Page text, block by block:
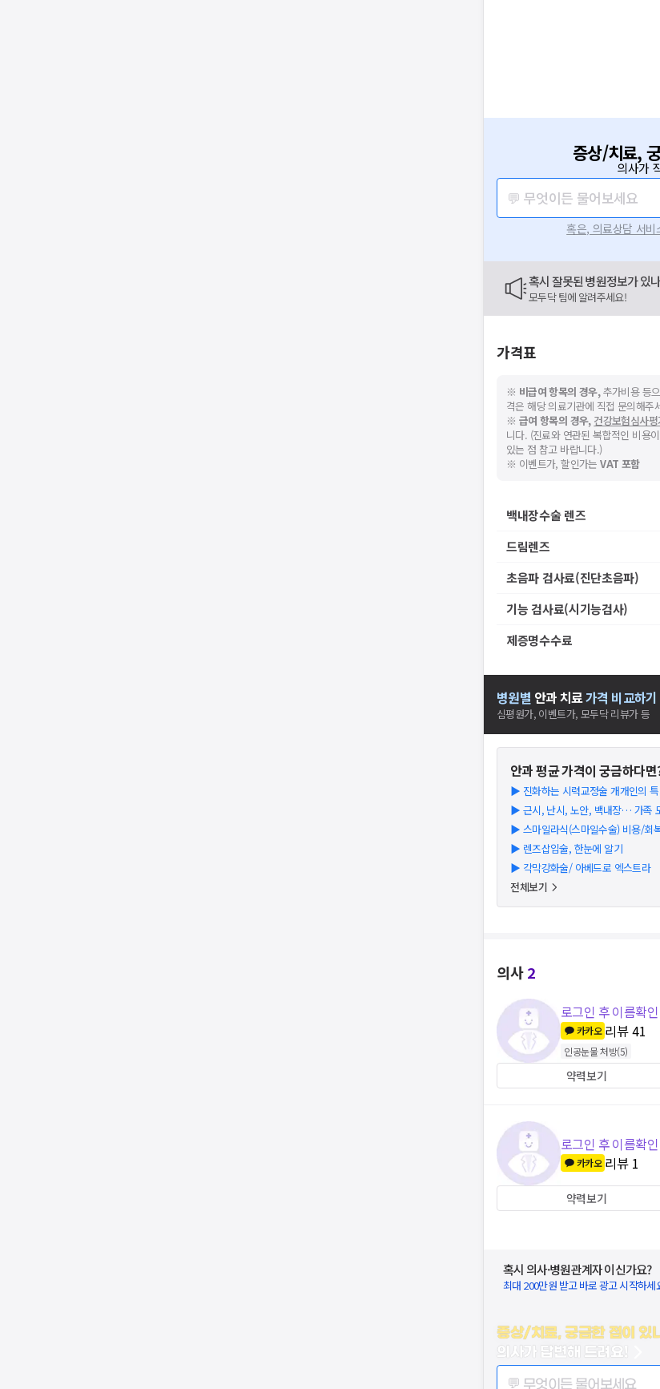
증상/치료,
의사가
💬 무엇이든 물어보세요
혹은, 의료상담 서
혹시 잘못된 병원정보가 있
모두닥 팀에 알려주세요!
가격표
※ 비급여 항목의 경우,추가비용 등
격은 해당 의료기관에 직접 문의해주
※ 급여 항목의 경우, 건강보험심사평
니다. (진료와 연관된 복합적인 비용
있는 점 참고 바랍니다.)
※ 이벤트가, 할인가는VAT 포함
백내장수술 렌즈
드림렌즈
초음파 검사료(진단초음파)
기능 검사료(시기능검사)
제증명수수료
병원별 안과치료가격 비교하기
심평원가, 이벤트가, 모두닥 리뷰가 등
안과평균 가격이 궁금하다면
▶ 진화하는 시력교정술 개개인의
▶ 근시, 난시, 노안, 백내장… 가족
▶ 스마일라식(스마일수술) 비용/회
▶ 렌즈삽입술, 한눈에 알기
▶ 각막강화술/ 아베드로 엑스트라
전체보기
의사2
로그인 후 이름확인
카카오 리뷰41
인공눈물 처방(5)
약력보기
로그인 후 이름확인
카카오 리뷰 1
약력보기
혹시 의사·병원관계자 이신가요?
최대 200만원 받고 바로 광고 시작하세
증상/치료, 궁금한 점이 있
의사가 답변해 드려요!
💬 무엇이든 물어보세요